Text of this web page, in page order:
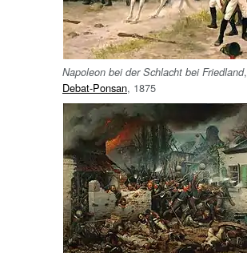
Napoleon bei der Schlacht bei Friedland,
Debat-Ponsan, 1875